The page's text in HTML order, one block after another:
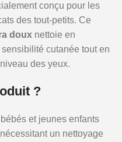
conçu pour les
des tout-petits. Ce
doux nettoie en
cutanée tout en
des yeux.
?
et jeunes enfants
un nettoyage